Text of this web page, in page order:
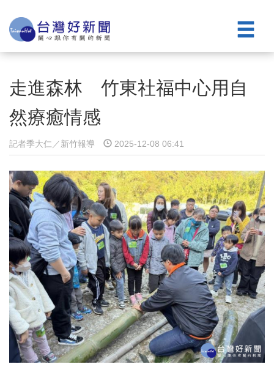
走進森林 竹東社福中心用自
然療癒情感
記者季大仁／新竹報導 2025-12-08 06:41